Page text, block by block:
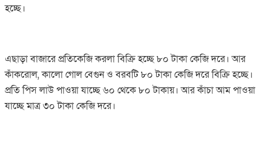
হচ্ছে।
এছাড়া বাজারে প্রতিকেজি করলা বিক্রি হচ্ছে ৮০ টাকা কেজি দরে। আর
কাঁকরোল, কালো গোল বেগুন ও বরবটি ৮০ টাকা কেজি দরে বিক্রি হচ্ছে।
প্রতি পিস লাউ পাওয়া যাচ্ছে ৬০ থেকে ৮০ টাকায়। আর কাঁচা আম পাওয়া
যাচ্ছে মাত্র ৩০ টাকা কেজি দরে।